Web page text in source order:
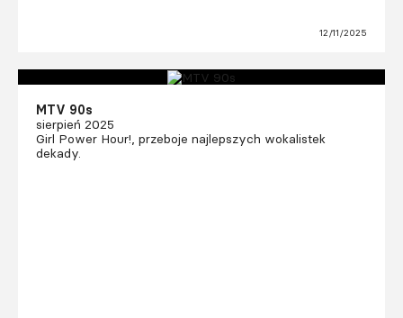
12/11/2025
MTV 90s
sierpień 2025
Girl Power Hour!, przeboje najlepszych wokalistek
dekady.